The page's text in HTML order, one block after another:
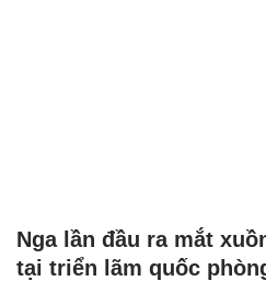
Nga lần đầu ra mắt
tại triển lãm quốc